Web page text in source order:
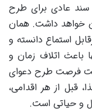
عادی برای طرح
خواهد داشت. همان
استماع دانسته و
باعث اتلاف زمان و
فرصت طرح دعوای
قبل از هر اقدامی،
و حیاتی است.